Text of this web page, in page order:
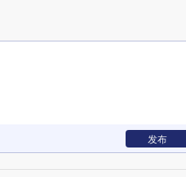
发布